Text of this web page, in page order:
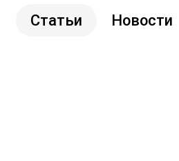
Статьи Новости